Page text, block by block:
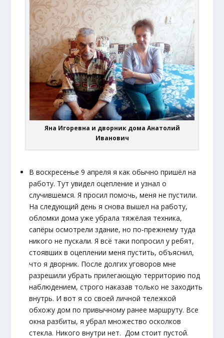
Яна Игоревна и дворник дома Анатолий
Иванович
В воскресенье 9 апреля я как обычно пришёл на
работу. Тут увидел оцепление и узнал о
случившемся. Я просил помочь, меня не пустили.
На следующий день я снова вышел на работу,
обломки дома уже убрала тяжёлая техника,
сапёры осмотрели здание, но по-прежнему туда
никого не пускали. Я всё таки попросил у ребят,
стоявших в оцеплении меня пустить, объяснил,
что я дворник. После долгих уговоров мне
разрешили убрать прилегающую территорию под
наблюдением, строго наказав только не заходить
внутрь. И вот я со своей личной тележкой
обхожу дом по привычному ранее маршруту. Все
окна разбиты, я убрал множество осколков
стекла. Никого внутри нет. Дом стоит пустой.